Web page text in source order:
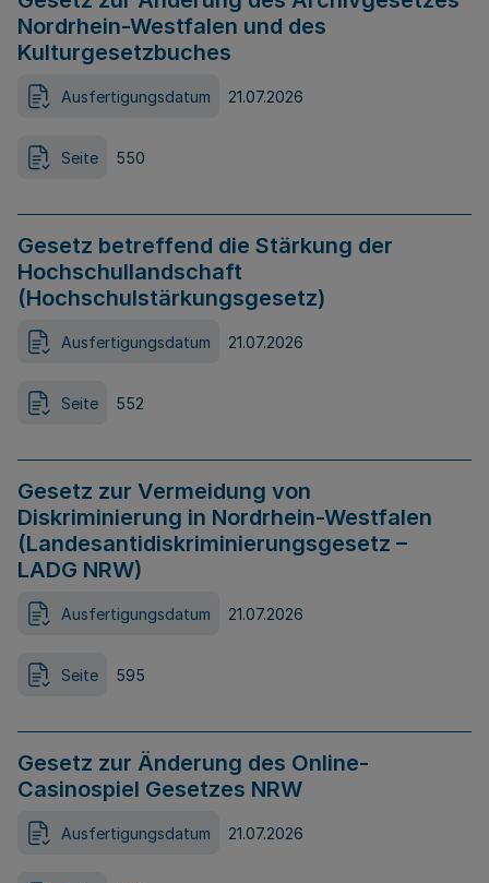
Nordrhein-Westfalen und des
Kulturgesetzbuches
Ausfertigungsdatum 21.07.2026
Seite 550
Gesetz betreffend die Stärkung der
Hochschullandschaft
(Hochschulstärkungsgesetz)
Ausfertigungsdatum 21.07.2026
Seite 552
Gesetz zur Vermeidung von
Diskriminierung in Nordrhein-Westfalen
(Landesantidiskriminierungsgesetz –
LADG NRW)
Ausfertigungsdatum 21.07.2026
Seite 595
Gesetz zur Änderung des Online-
Casinospiel Gesetzes NRW
Ausfertigungsdatum 21.07.2026